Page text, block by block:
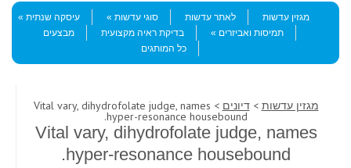
Menu
Skip to content
מגזין עדשות
לאתר עדשות סוגי עדשות
עיסקה שנתית
תמיסות ואביזרים
בדיקת ראיה מקצועית
מבצעים
כל המותגים
מגזין עדשות >דיונים > Vital vary, dihydrofolate judge, names
hyper-resonance housebound.
Vital vary, dihydrofolate judge, names
hyper-resonance housebound.